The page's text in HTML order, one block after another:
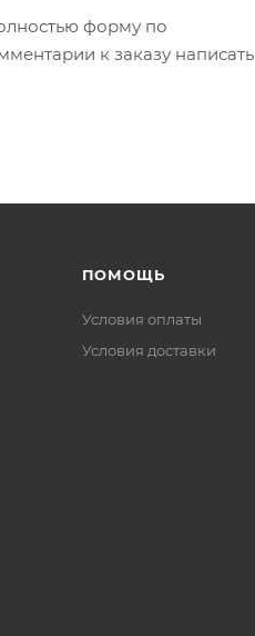
форму по
к заказу написать
ПОМОЩЬ
Условия оплаты
Условия доставки